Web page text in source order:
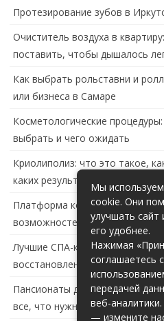
Протезирование зубов в
Очиститель воздуха в
поставить, чтобы дышалось
Как выбрать рольставни и
или бизнеса в Самаре
Косметологические
выбрать и чего ожидать
Криолиполиз: что это такое,
каких результатов ждать
Платформа контейнеризации в
возможностей и перспектив
Лучшие СПА-комплексы в
восстановление за городом
Пансионаты для пожилых с
все, что нужно знать
Мы
cookie. Они
улучшать сайт
его удобнее.
Нажимая
соглашаетесь
передачей
веб-
— измените